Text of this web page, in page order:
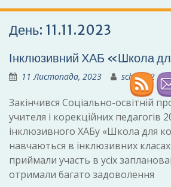
День: 11.11.2023
Інклюзивний ХАБ «Школа
11 Листопада, 2023 school32
Закінчився Соціально-освітній
учителя і корекційних педагогів
інклюзивного ХАБу «Школа для
навчаються в інклюзивних
приймали участь в усіх
отримали багато задоволення